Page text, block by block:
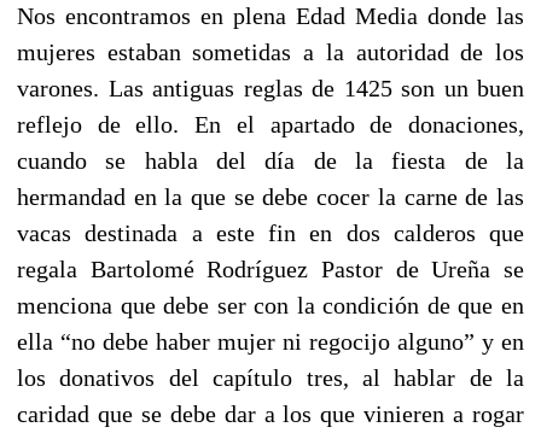
Nos encontramos en plena Edad Media donde las
mujeres estaban sometidas a la autoridad de los
varones. Las antiguas reglas de 1425 son un buen
reflejo de ello. En el apartado de donaciones,
cuando se habla del día de la fiesta de la
hermandad en la que se debe cocer la carne de las
vacas destinada a este fin en dos calderos que
regala Bartolomé Rodríguez Pastor de Ureña se
menciona que debe ser con la condición de que en
ella “no debe haber mujer ni regocijo alguno” y en
los donativos del capítulo tres, al hablar de la
caridad que se debe dar a los que vinieren a rogar